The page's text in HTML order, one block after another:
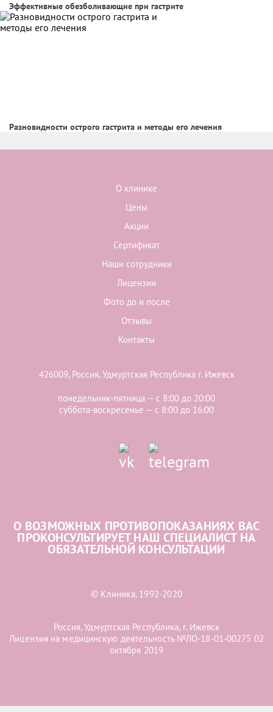
Эффективные обезболивающие при гастрите
Разновидности острого гастрита и методы его лечения
О клинике
Цены
Акции
Сертификат
Наши сотрудники
Лицензии
Фото до и после
Отзывы
Контакты
426009, Россия, Удмуртская Республика г. Ижевск
понедельник-пятница — с 8:00 до 20:00
суббота-воскресенье — с 8:00 до 16:00
О ВОЗМОЖНЫХ ПРОТИВОПОКАЗАНИЯХ ВАС
ПРОКОНСУЛЬТИРУЕТ НАШ СПЕЦИАЛИСТ НА
ОБЯЗАТЕЛЬНОЙ КОНСУЛЬТАЦИИ
© Клиника, 1992-2020
Россия, Удмуртская Республика, г. Ижевск
Лицензия на медицинскую деятельность №ЛО-18-01-00275 02
октября 2019